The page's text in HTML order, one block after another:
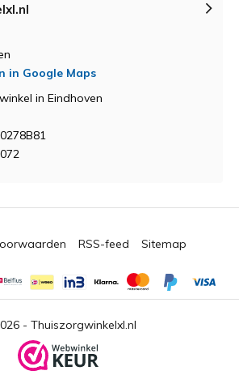
in Google Maps
in Eindhoven
- Thuiszorgwinkelxl.nl
RSS-feed Sitemap